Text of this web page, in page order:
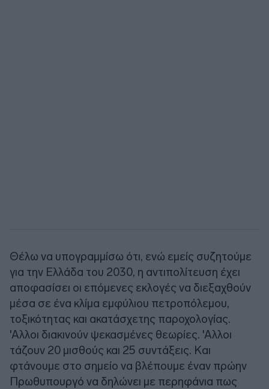
Θέλω να υπογραμμίσω ότι, ενώ εμείς συζητούμε
για την Ελλάδα του 2030, η αντιπολίτευση έχει
αποφασίσει οι επόμενες εκλογές να διεξαχθούν
μέσα σε ένα κλίμα εμφύλιου πετροπόλεμου,
τοξικότητας και ακατάσχετης παροχολογίας.
'Αλλοι διακινούν ψεκασμένες θεωρίες. 'Αλλοι
τάζουν 20 μισθούς και 25 συντάξεις. Και
φτάνουμε στο σημείο να βλέπουμε έναν πρώην
Πρωθυπουργό να δηλώνει με περηφάνια πως